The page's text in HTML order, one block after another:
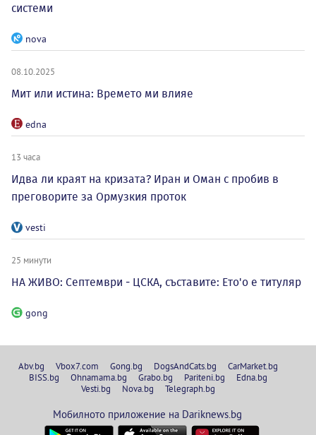
системи
nova
08.10.2025
Мит или истина: Времето ми влияе
edna
13 часа
Идва ли краят на кризата? Иран и Оман с пробив в
преговорите за Ормузкия проток
vesti
25 минути
НА ЖИВО: Септември - ЦСКА, съставите: Ето'о е титуляр
gong
Abv.bg Vbox7.com Gong.bg DogsAndCats.bg
CarMarket.bg
BISS.bg
Ohnamama.bg Grabo.bg Pariteni.bg
Edna.bg
Vesti.bg
Nova.bg Telegraph.bg
Мобилното приложение на Dariknews.bg